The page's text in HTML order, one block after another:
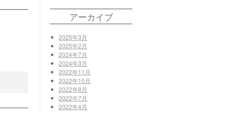
アーカイブ
2025年3月
2025年2月
2024年7月
2024年3月
2022年11月
2022年10月
2022年8月
2022年7月
2022年4月